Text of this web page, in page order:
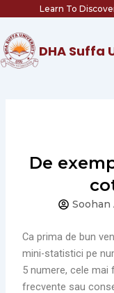
content
Learn To
DHA Suffa
De
Soohan
Ca prima de bun
mini-statistici pe
5 numere, cele mai
frecvente sau